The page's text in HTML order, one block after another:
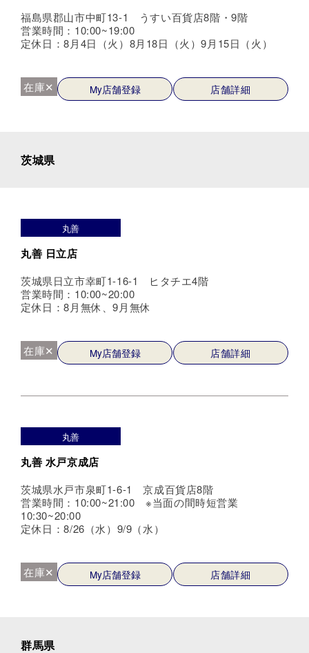
福島県郡山市中町13-1 うすい百貨店8階・9階
営業時間：10:00~19:00
定休日：8月4日（火）8月18日（火）9月15日（火）
在庫✕ My店舗登録 店舗詳細
茨城県
丸善
丸善 日立店
茨城県日立市幸町1-16-1 ヒタチエ4階
営業時間：10:00~20:00
定休日：8月無休、9月無休
在庫✕ My店舗登録 店舗詳細
丸善
丸善 水戸京成店
茨城県水戸市泉町1-6-1 京成百貨店8階
営業時間：10:00~21:00 ※当面の間時短営業
10:30~20:00
定休日：8/26（水）9/9（水）
在庫✕ My店舗登録 店舗詳細
群馬県